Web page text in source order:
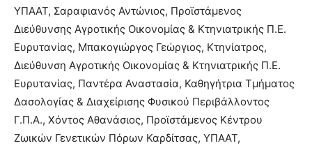
ΥΠΑΑΤ, Σαραφιανός Αντώνιος, Προϊστάμενος
Διεύθυνσης Αγροτικής Οικονομίας & Κτηνιατρικής Π.Ε.
Ευρυτανίας, Μπακογιώργος Γεώργιος, Κτηνίατρος,
Διεύθυνση Αγροτικής Οικονομίας & Κτηνιατρικής Π.Ε.
Ευρυτανίας, Παντέρα Αναστασία, Καθηγήτρια Τμήματος
Δασολογίας & Διαχείρισης Φυσικού Περιβάλλοντος
Γ.Π.Α., Χόντος Αθανάσιος, Προϊστάμενος Κέντρου
Ζωικών Γενετικών Πόρων Καρδίτσας, ΥΠΑΑΤ,